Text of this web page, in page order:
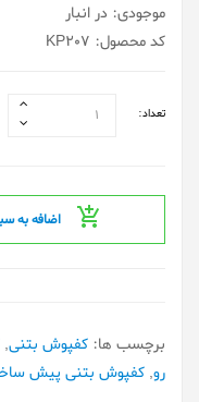
موجودی: در انبار
کد محصول: KP207
تعداد:
اضافه به
برچسب ها: کفپوش بتنی,
رو, کفپوش بتنی پیش